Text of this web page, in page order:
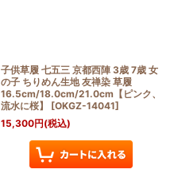
子供草履 七五三 京都西陣 3歳 7歳 女
の子 ちりめん生地 友禅染 草履
16.5cm/18.0cm/21.0cm【ピンク、
流水に桜】
[OKGZ-14041]
15,300円(税込)